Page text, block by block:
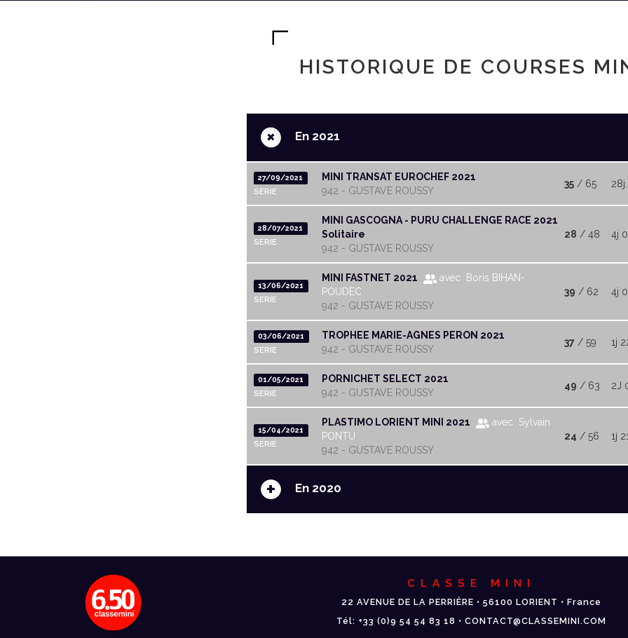
HISTORIQUE DE COURSES
+ En 2021
27/09/2021
SERIE
MINI TRANSAT EUROCHEF 2021
942 - GUSTAVE ROUSSY
35 / 65
28/07/2021
SERIE
MINI GASCOGNA - PURU CHALLENGE RACE 2021
Solitaire
942 - GUSTAVE ROUSSY
28 / 48 4j
13/06/2021
SERIE
MINI FASTNET 2021
avec Boris BIHAN-
POUDEC
942 - GUSTAVE ROUSSY
39 / 62 4j
03/06/2021
SERIE
TROPHEE MARIE-AGNES PERON 2021
942 - GUSTAVE ROUSSY
37 / 59 1j
01/05/2021
SERIE
PORNICHET SELECT 2021
942 - GUSTAVE ROUSSY
49 / 63 2J
15/04/2021
SERIE
PLASTIMO LORIENT MINI 2021
avec Sylvain
PONTU
942 - GUSTAVE ROUSSY
24 / 56 1j
+ En 2020
CLASSE MINI
22 AVENUE DE LA PERRIÈRE • 56100 LORIENT • France
Tél: +33 (0)9 54 54 83 18 • CONTACT@CLASSEMINI.COM